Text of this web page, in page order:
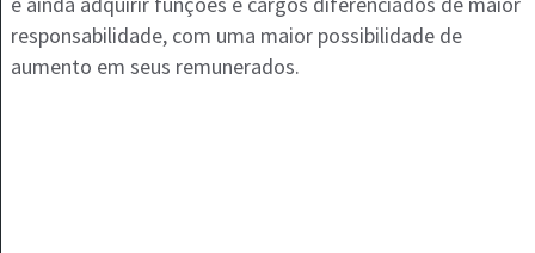
responsabilidade, com uma maior possibilidade de
aumento em seus remunerados.